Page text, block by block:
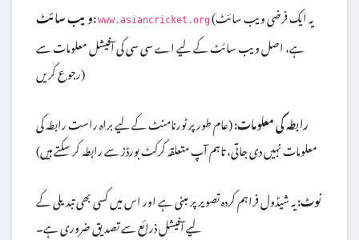
ویب سائٹ:www.asiancricket.org (یہ ایک فرضی ویب سائٹ
ہے، اصل ویب سائٹ کے لیے اے سی سی کی آفیشل معلومات سے
رجوع کریں)
رابطہ کی معلومات:(عام طور پر ٹورنامنٹ کے لیے براہ راست رابطہ کی
معلومات نہیں دی جاتی، تاہم آپ متعلقہ کرکٹ بورڈز سے رابطہ کر سکتے ہیں)
نوٹ:یہ شیڈول فراہم کردہ تصویر پر مبنی ہے اور اس میں کسی بھی تبدیلی کے
لیے آفیشل ذرائع سے تصدیق ضروری ہے۔